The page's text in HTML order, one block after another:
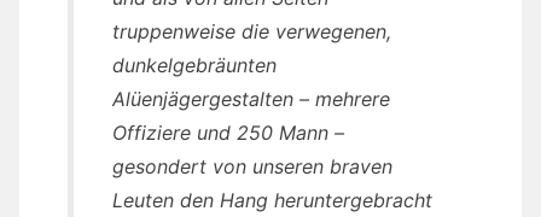
truppenweise die verwegenen,
dunkelgebräunten
Alüenjägergestalten – mehrere
Offiziere und 250 Mann –
gesondert von unseren braven
Leuten den Hang heruntergebracht